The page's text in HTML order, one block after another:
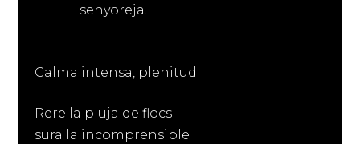
senyoreja.
Calma intensa, plenitud.
Rere la pluja de flocs
sura la incomprensible